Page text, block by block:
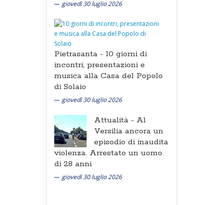
giovedì 30 luglio 2026
Pietrasanta - 10 giorni di
incontri, presentazioni e
musica alla Casa del Popolo
di Solaio
giovedì 30 luglio 2026
Attualità - Al
Versilia ancora un
episodio di inaudita
violenza. Arrestato un uomo
di 28 anni
giovedì 30 luglio 2026